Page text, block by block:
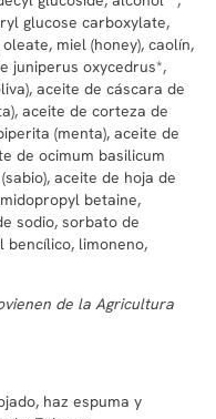
glucose carboxylate,
miel (honey), caolín,
juniperus oxycedrus*,
aceite de cáscara de
aceite de corteza de
(menta), aceite de
de ocimum basilicum
aceite de hoja de
betaine,
sodio, sorbato de
bencílico, limoneno,
de la Agricultura
haz espuma y